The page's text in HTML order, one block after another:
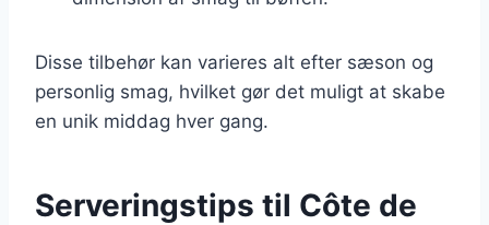
Disse tilbehør kan varieres alt efter sæson og
personlig smag, hvilket gør det muligt at skabe
en unik middag hver gang.
Serveringstips til Côte de